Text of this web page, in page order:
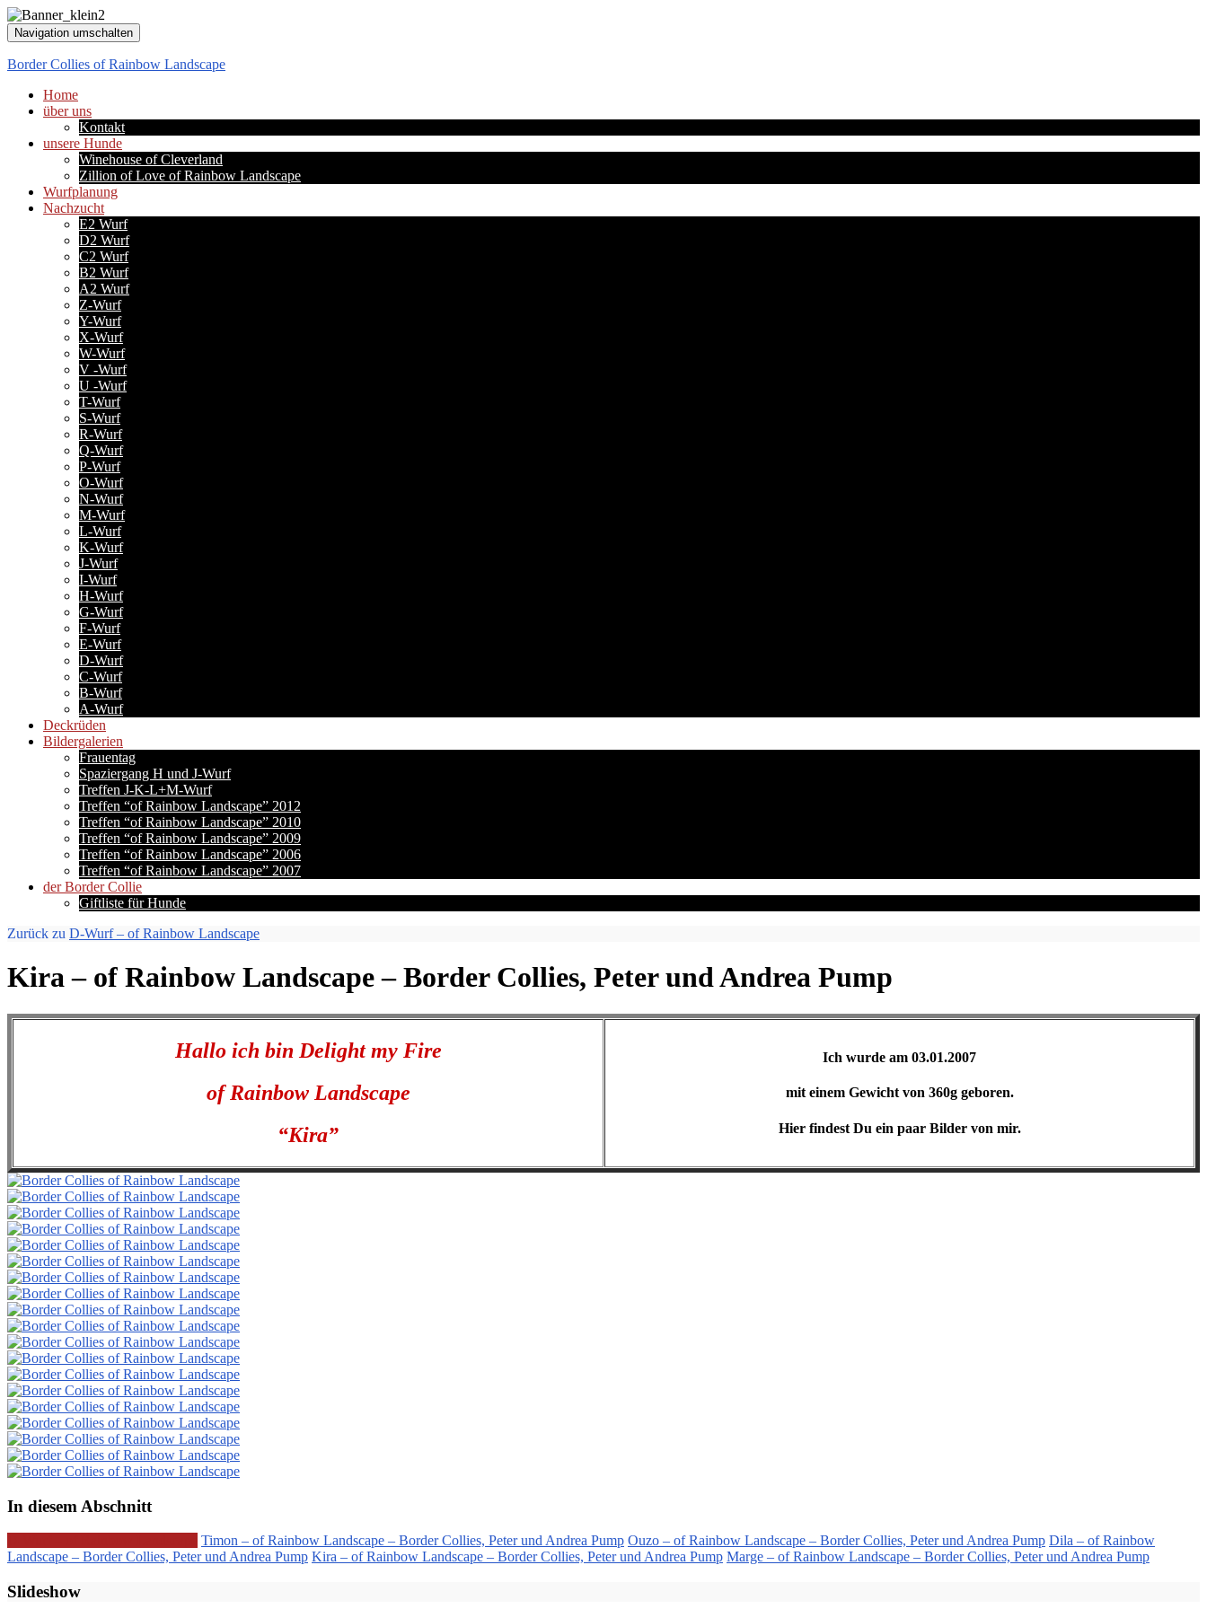
Navigation umschalten
Border Collies of Rainbow Landscape
Home
über uns
Kontakt
unsere Hunde
Winehouse of Cleverland
Zillion of Love of Rainbow Landscape
Wurfplanung
Nachzucht
E2 Wurf
D2 Wurf
C2 Wurf
B2 Wurf
A2 Wurf
Z-Wurf
Y-Wurf
X-Wurf
W-Wurf
V -Wurf
U -Wurf
T-Wurf
S-Wurf
R-Wurf
Q-Wurf
P-Wurf
O-Wurf
N-Wurf
M-Wurf
L-Wurf
K-Wurf
J-Wurf
I-Wurf
H-Wurf
G-Wurf
F-Wurf
E-Wurf
D-Wurf
C-Wurf
B-Wurf
A-Wurf
Deckrüden
Bildergalerien
Frauentag
Spaziergang H und J-Wurf
Treffen J-K-L+M-Wurf
Treffen “of Rainbow Landscape” 2012
Treffen “of Rainbow Landscape” 2010
Treffen “of Rainbow Landscape” 2009
Treffen “of Rainbow Landscape” 2006
Treffen “of Rainbow Landscape” 2007
der Border Collie
Giftliste für Hunde
Zurück zu D-Wurf – of Rainbow Landscape
Kira – of Rainbow Landscape – Border Collies, Peter und Andrea Pump
Hallo ich bin Delight my Fire
of Rainbow Landscape
“Kira”
Ich wurde am 03.01.2007
mit einem Gewicht von 360g geboren.
Hier findest Du ein paar Bilder von mir.
In diesem Abschnitt
Timon – of Rainbow Landscape – Border Collies, Peter und Andrea Pump Ouzo – of Rainbow Landscape – Border Collies, Peter und Andrea Pump Dila – of Rainbow
Landscape – Border Collies, Peter und Andrea Pump Kira – of Rainbow Landscape – Border Collies, Peter und Andrea Pump Marge – of Rainbow Landscape – Border Collies, Peter und Andrea Pump
Slideshow